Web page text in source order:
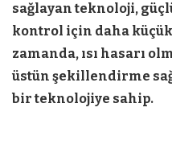
sağlayan teknoloji,
kontrol için daha küçük
zamanda, ısı hasarı
üstün şekillendirme
bir teknolojiye sahip.